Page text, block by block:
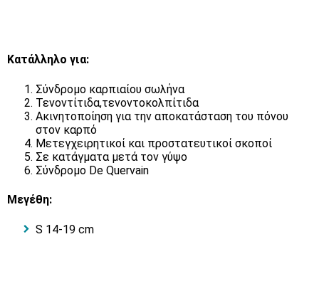
Κατάλληλο για:
Σύνδρομο καρπιαίου σωλήνα
Τενοντίτιδα,τενοντοκολπίτιδα
Ακινητοποίηση για την αποκατάσταση του πόνου
στον καρπό
Μετεγχειρητικοί και προστατευτικοί σκοποί
Σε κατάγματα μετά τον γύψο
Σύνδρομο De Quervain
Μεγέθη:
S 14-19 cm